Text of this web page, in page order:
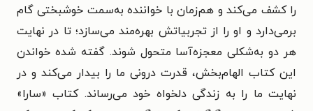
را کشف می‌کند و هم‌زمان با خواننده به‌سمت خوشبختی گام
برمی‌دارد و او را از تجربیاتش بهره‌مند می‌سازد؛ تا در نهایت
هر دو به‌شکلی معجزه‌آسا متحول شوند. گفته شده خواندن
این کتاب الهام‌بخش، قدرت درونی ما را بیدار می‌کند و در
نهایت ما را به زندگی دلخواه خود می‌رساند. کتاب «سارا»